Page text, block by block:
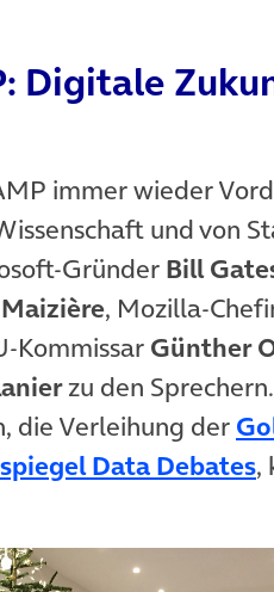
Digitale
immer wieder
und von
Gründer Bill
, Mozilla-
Kommissar Günther
zu den
die Verleihung der
Data Debates,